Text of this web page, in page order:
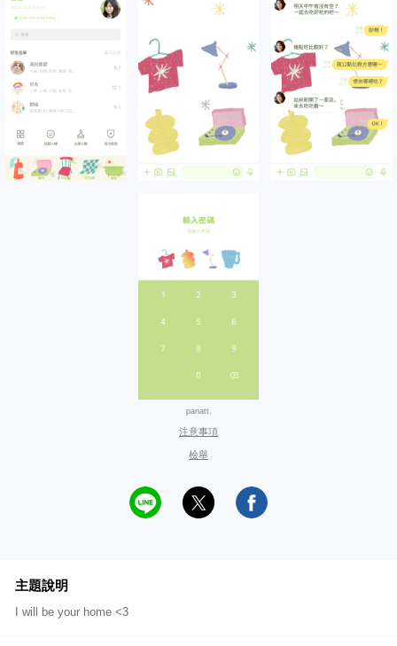
panatt.
注意事項
檢舉
主題說明
I will be your home <3